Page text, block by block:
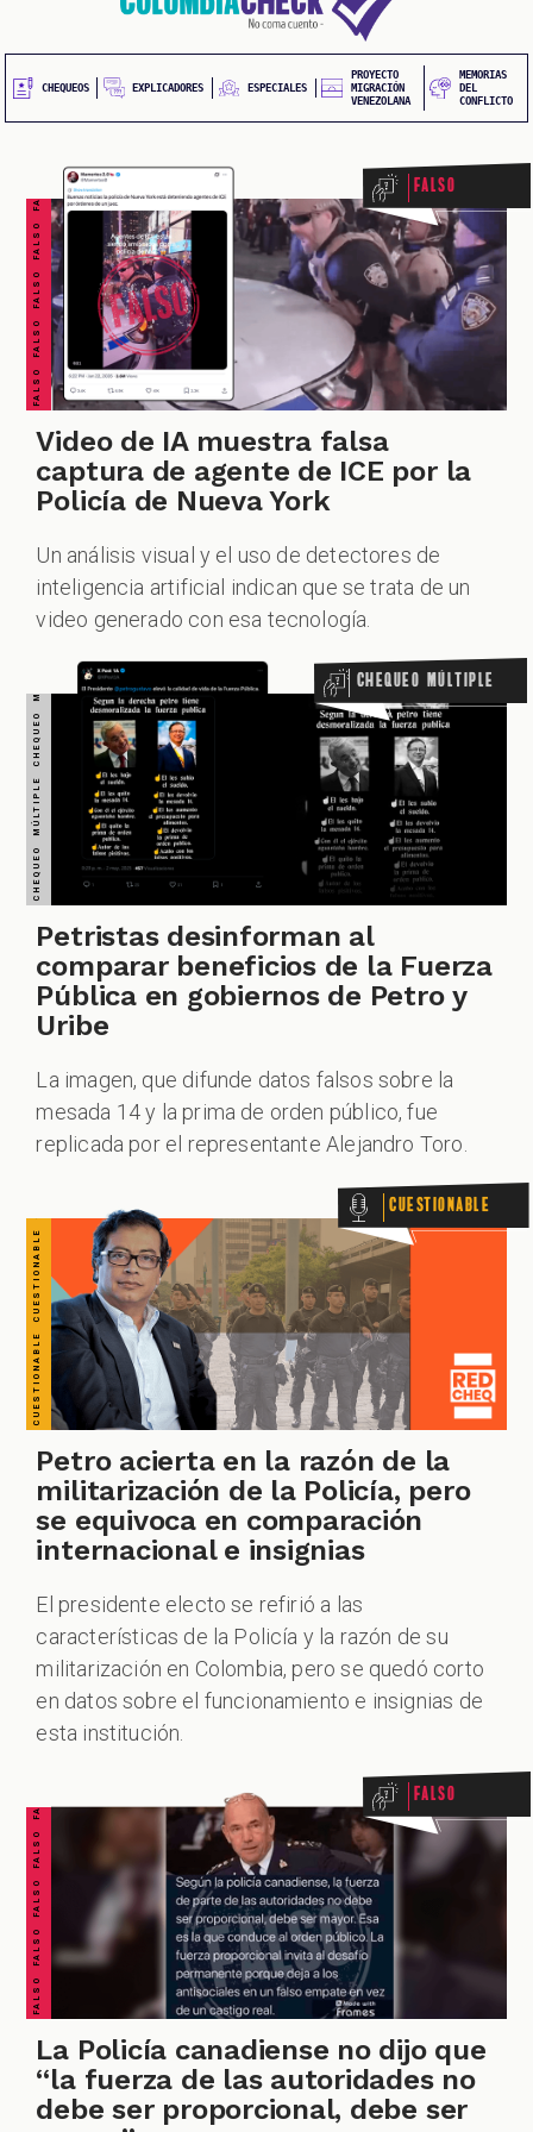
CHEQUEOS EXPLICADORES ESPECIALES
PROYECTO
MIGRACIÓN
VENEZOLANA
MEMORIAS
DEL
CONFLICTO
FALSO FALSO FALSO FALSO FALSO FALSO FALSO Falso
Video de IA muestra falsa
captura de agente de ICE por la
Policía de Nueva York
Un análisis visual y el uso de detectores de
inteligencia artificial indican que se trata de un
video generado con esa tecnología.
CHEQUEO MÚLTIPLE CHEQUEO MÚLTIPLE CHEQUEO MÚLTIPLE CHEQUEO MÚLTIPLE CHEQUEO MÚLTIPLE CHEQUEO MÚLTIPLE CHEQUEO MÚLTIPLE Chequeo Múltiple
Petristas desinforman al
comparar beneficios de la Fuerza
Pública en gobiernos de Petro y
Uribe
La imagen, que difunde datos falsos sobre la
mesada 14 y la prima de orden público, fue
replicada por el representante Alejandro Toro.
CUESTIONABLE CUESTIONABLE CUESTIONABLE CUESTIONABLE CUESTIONABLE CUESTIONABLE CUESTIONABLE Cuestionable
Petro acierta en la razón de la
militarización de la Policía, pero
se equivoca en comparación
internacional e insignias
El presidente electo se refirió a las
características de la Policía y la razón de su
militarización en Colombia, pero se quedó corto
en datos sobre el funcionamiento e insignias de
esta institución.
FALSO FALSO FALSO FALSO FALSO FALSO FALSO Falso
La Policía canadiense no dijo que
“la fuerza de las autoridades no
debe ser proporcional, debe ser